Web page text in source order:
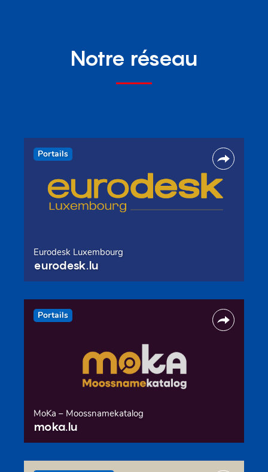
Notre réseau
Portails
Eurodesk Luxembourg
eurodesk.lu
Portails
MoKa – Moossnamekatalog
moka.lu